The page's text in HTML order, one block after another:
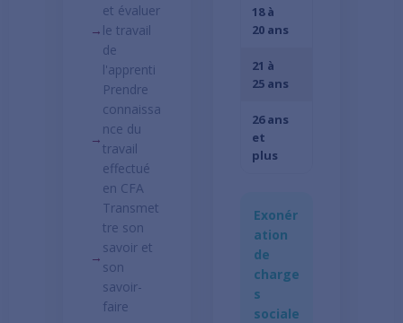
→
et évaluer
le travail
de
l'apprenti
→
Prendre
connaissa
nce du
travail
effectué
en CFA
→
Transmet
tre son
savoir et
son
savoir-
faire
18 à
20 ans
21 à
25 ans
26 ans
et
plus
Exonér
ation
de
charge
s
sociale